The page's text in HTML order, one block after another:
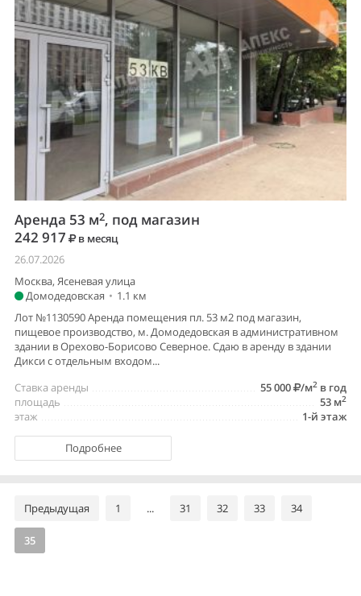
Аренда 53 м2, под магазин
242 917
в месяц
26.07.2026
Москва, Ясеневая улица
Домодедовская • 1.1 км
Лот №1130590 Аренда помещения пл. 53 м2 под магазин,
пищевое производство, м. Домодедовская в административном
здании в Орехово-Борисово Северное. Сдаю в аренду в здании
Дикси с отдельным входом...
55 000
/м2 в год
Ставка аренды
53 м2
площадь
1-й этаж
этаж
Подробнее
Предыдущая 1 ... 31 32 33 34
35